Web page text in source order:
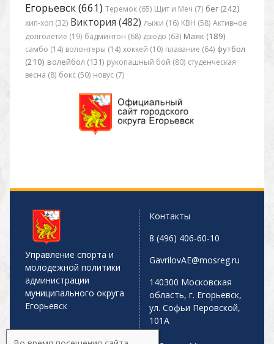
Егорьевск (661) Теремок (65) Щит и Меч (7) бег (242)
хип-хоп (32) Виктория (482) лыжи (16) КВН (58) Активное
долголетие (19) бадминтон (68) дзюдо (63) Маяк (189)
самбо (14) волонтеры (14) хоккей (10) плавание (64) футбол
(210) волейбол (131) рукопашный бой (80) студенческая
весна (8) бокс (50) новус (7)
Управление спорта и
молодежной политики
администрации
муниципального округа
Егорьевск
Контакты
8 (496) 406-60-10
GavrilovAE@mosreg.ru
140300 Московская
область, г. Егорьевск,
ул. Софьи Перовской,
101А